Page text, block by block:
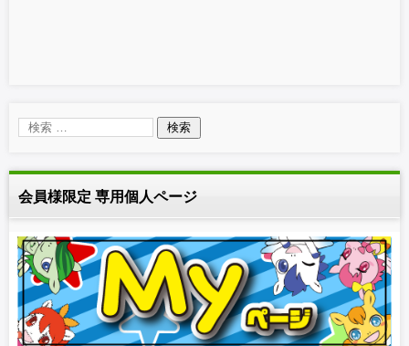
会員様限定 専用個人ページ